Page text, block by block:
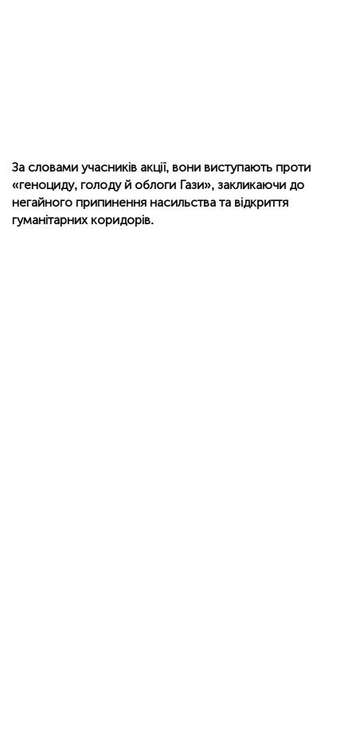
За словами учасників акції, вони виступають проти
«геноциду, голоду й облоги Гази», закликаючи до
негайного припинення насильства та відкриття
гуманітарних коридорів.